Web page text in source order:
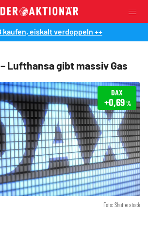
kaufen, eiskalt verdoppeln ++
Lufthansa gibt massiv Gas
Foto: Shutterstock
DAX
+0,69%